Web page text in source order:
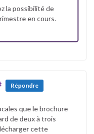
la possibilité de
en cours.
Répondre
que le brochure
de deux à trois
cette